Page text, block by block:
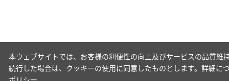
本ウェブサイトでは、お客様の利便性の向上及びサービスの品質
続行した場合は、クッキーの使用に同意したものとします。詳細